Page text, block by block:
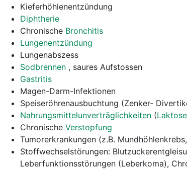
Kieferhöhlenentzündung
Diphtherie
Chronische Bronchitis
Lungenentzündung
Lungenabszess
Sodbrennen , saures Aufstossen
Gastritis
Magen-Darm-Infektionen
Speiseröhrenausbuchtung (Zenker-
Nahrungsmittelunverträglichkeiten (
Chronische Verstopfung
Tumorerkrankungen (z.B. Mundhöhlenkrebs,
Stoffwechselstörungen:
Leberfunktionsstörungen (Leberkoma),